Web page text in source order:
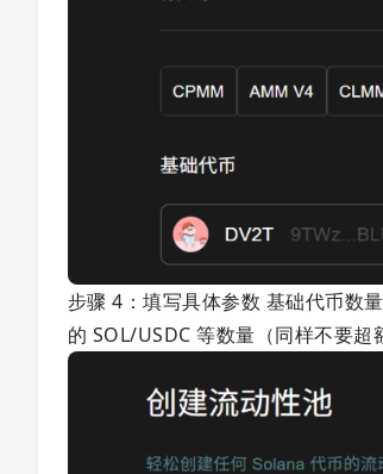
步骤 4：填写具体参数 基础代币数
的 SOL/USDC 等数量（同样不要超